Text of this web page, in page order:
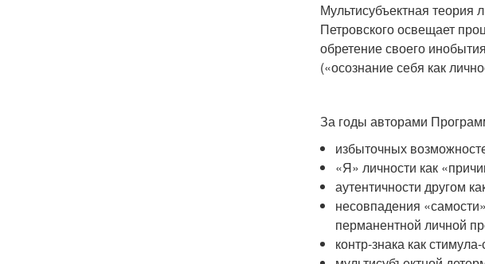
Мультисубъектная теория
Петровского освещает
обретение своего
(«осознание себя как
За годы авторами
избыточных
«Я» личности как
аутентичности другом
несовпадения
перманентной личной
контр-знака как